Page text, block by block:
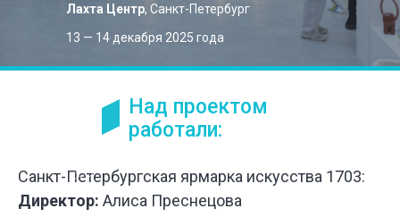
Лахта Центр, Санкт-Петербург
13 — 14 декабря 2025 года
Над проектом
работали:
Санкт-Петербургская ярмарка искусства 1703:
Директор: Алиса Преснецова